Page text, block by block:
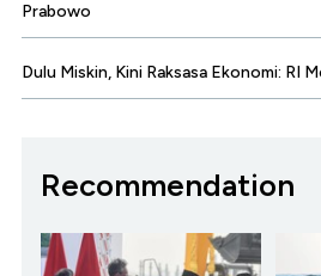
Prabowo
Dulu Miskin, Kini Raksasa Ekonomi: RI
Recommendation